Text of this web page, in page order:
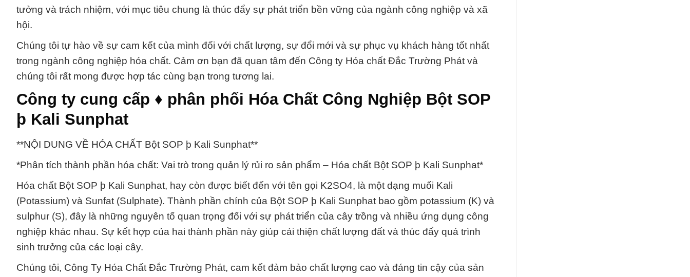
tưởng và trách nhiệm, với mục tiêu chung là thúc đẩy sự phát triển bền vững của ngành công nghiệp và xã
hội.
Chúng tôi tự hào về sự cam kết của mình đối với chất lượng, sự đổi mới và sự phục vụ khách hàng tốt nhất
trong ngành công nghiệp hóa chất. Cảm ơn bạn đã quan tâm đến Công ty Hóa chất Đắc Trường Phát và
chúng tôi rất mong được hợp tác cùng bạn trong tương lai.
Công ty cung cấp ♦ phân phối Hóa Chất Công Nghiệp Bột SOP
þ Kali Sunphat
**NỘI DUNG VỀ HÓA CHẤT Bột SOP þ Kali Sunphat**
*Phân tích thành phần hóa chất: Vai trò trong quản lý rủi ro sản phẩm – Hóa chất Bột SOP þ Kali Sunphat*
Hóa chất Bột SOP þ Kali Sunphat, hay còn được biết đến với tên gọi K2SO4, là một dạng muối Kali
(Potassium) và Sunfat (Sulphate). Thành phần chính của Bột SOP þ Kali Sunphat bao gồm potassium (K) và
sulphur (S), đây là những nguyên tố quan trọng đối với sự phát triển của cây trồng và nhiều ứng dụng công
nghiệp khác nhau. Sự kết hợp của hai thành phần này giúp cải thiện chất lượng đất và thúc đẩy quá trình
sinh trưởng của các loại cây.
Chúng tôi, Công Ty Hóa Chất Đắc Trường Phát, cam kết đảm bảo chất lượng cao và đáng tin cậy của sản